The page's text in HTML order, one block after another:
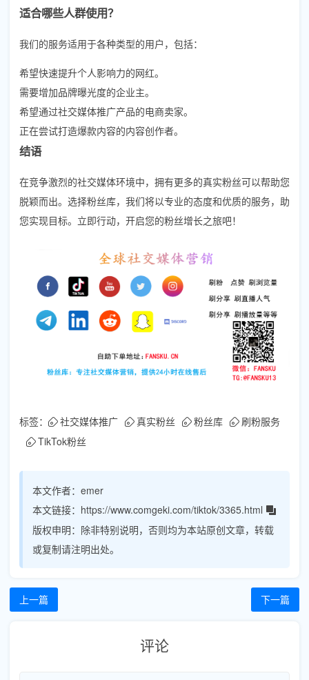
适合哪些人群使用？
我们的服务适用于各种类型的用户，包括：
希望快速提升个人影响力的网红。
需要增加品牌曝光度的企业主。
希望通过社交媒体推广产品的电商卖家。
正在尝试打造爆款内容的内容创作者。
结语
在竞争激烈的社交媒体环境中，拥有更多的真实粉丝可以帮助您
脱颖而出。选择粉丝库，我们将以专业的态度和优质的服务，助
您实现目标。立即行动，开启您的粉丝增长之旅吧！
标签： 社交媒体推广 真实粉丝 粉丝库
刷粉服务
TikTok粉丝
本文作者： emer
本文链接： https://www.comgeki.com/tiktok/3365.html
版权申明： 除非特别说明，否则均为本站原创文章，转载
或复制请注明出处。
上一篇 下一篇
评论